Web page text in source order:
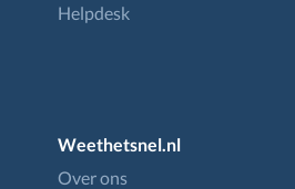
Helpdesk
Weethetsnel.nl
Over ons